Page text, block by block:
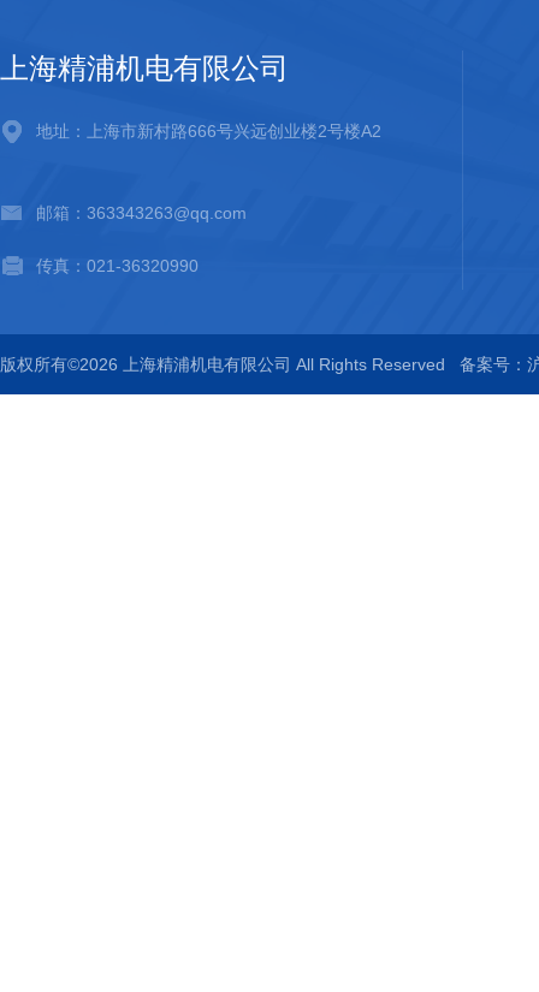
上海精浦机电有限公司
地址：上海市新村路666号兴远创业楼2号楼A2
邮箱：363343263@qq.com
传真：021-36320990
版权所有©2026 上海精浦机电有限公司 All Rights Reserved 备案号：